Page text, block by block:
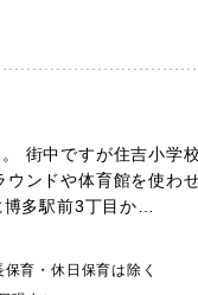
街中ですが住吉小学
ンドや体育館を使わ
多駅前3丁目か…
育・休日保育は除く